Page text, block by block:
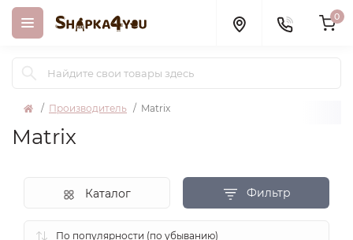
0
Производитель Matrix
Matrix
Фильтр
Каталог